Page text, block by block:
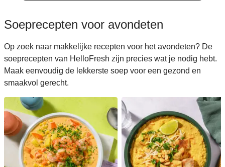
Soeprecepten voor avondeten
Op zoek naar makkelijke recepten voor het avondeten? De
soeprecepten van HelloFresh zijn precies wat je nodig hebt.
Maak eenvoudig de lekkerste soep voor een gezond en
smaakvol gerecht.